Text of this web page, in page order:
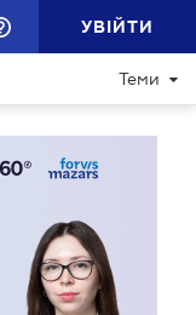
УВІЙТИ
Теми